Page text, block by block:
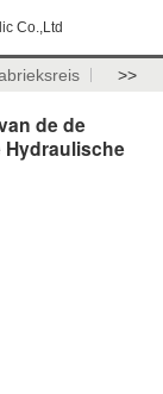
Co.,Ltd
>>
de de
Hydraulische